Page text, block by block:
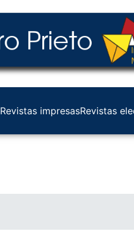
Revistas impresasRevistas